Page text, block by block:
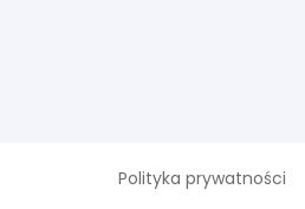
Polityka prywatności